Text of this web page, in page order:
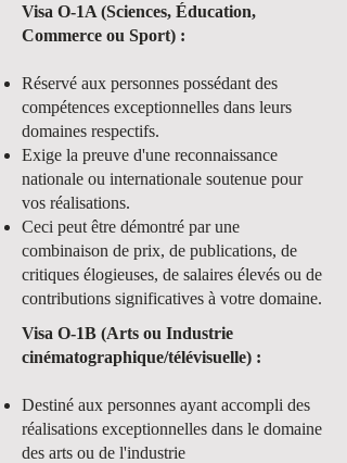
Visa O-1A (Sciences, Éducation,
Commerce ou Sport) :
Réservé aux personnes possédant des
compétences exceptionnelles dans leurs
domaines respectifs.
Exige la preuve d'une reconnaissance
nationale ou internationale soutenue pour
vos réalisations.
Ceci peut être démontré par une
combinaison de prix, de publications, de
critiques élogieuses, de salaires élevés ou de
contributions significatives à votre domaine.
Visa O-1B (Arts ou Industrie
cinématographique/télévisuelle) :
Destiné aux personnes ayant accompli des
réalisations exceptionnelles dans le domaine
des arts ou de l'industrie